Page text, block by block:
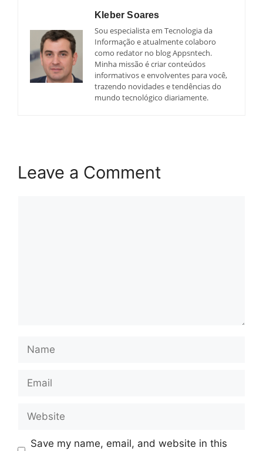
Kleber Soares
Sou especialista em Tecnologia da
Informação e atualmente colaboro
como redator no blog Appsntech.
Minha missão é criar conteúdos
informativos e envolventes para você,
trazendo novidades e tendências do
mundo tecnológico diariamente.
Leave a Comment
Save my name, email, and website in this